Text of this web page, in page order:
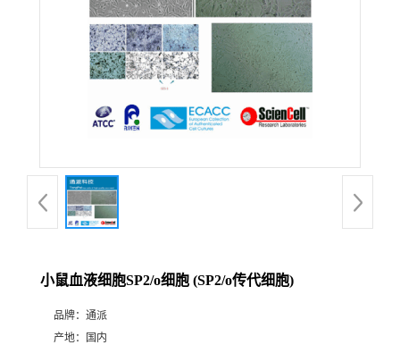
小鼠血液细胞SP2/o细胞 (SP2/o传代细胞)
品牌： 通派
产地：
国内